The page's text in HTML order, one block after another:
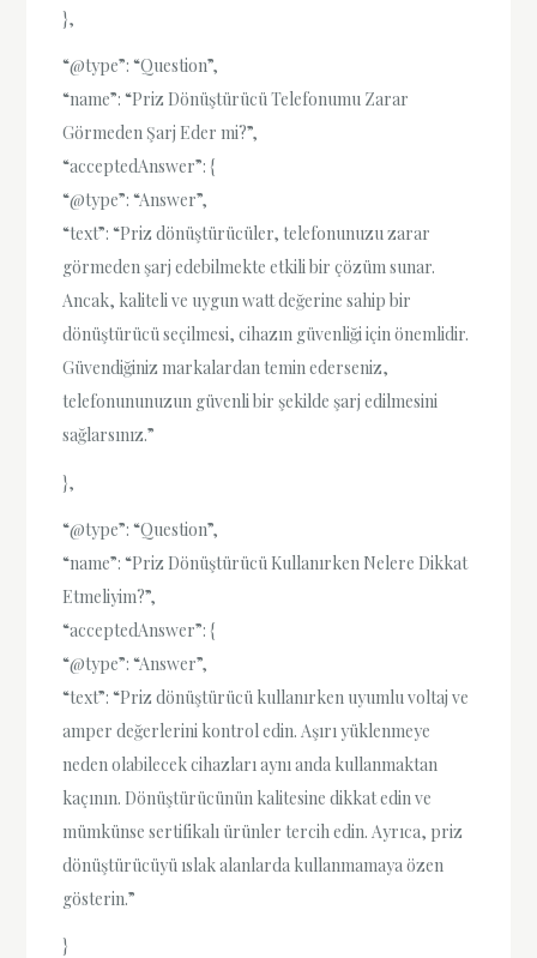
},
“@type”: “Question”,
“name”: “Priz Dönüştürücü Telefonumu Zarar
Görmeden Şarj Eder mi?”,
“acceptedAnswer”: {
“@type”: “Answer”,
“text”: “Priz dönüştürücüler, telefonunuzu zarar
görmeden şarj edebilmekte etkili bir çözüm sunar.
Ancak, kaliteli ve uygun watt değerine sahip bir
dönüştürücü seçilmesi, cihazın güvenliği için önemlidir.
Güvendiğiniz markalardan temin ederseniz,
telefonununuzun güvenli bir şekilde şarj edilmesini
sağlarsınız.”
},
“@type”: “Question”,
“name”: “Priz Dönüştürücü Kullanırken Nelere Dikkat
Etmeliyim?”,
“acceptedAnswer”: {
“@type”: “Answer”,
“text”: “Priz dönüştürücü kullanırken uyumlu voltaj ve
amper değerlerini kontrol edin. Aşırı yüklenmeye
neden olabilecek cihazları aynı anda kullanmaktan
kaçının. Dönüştürücünün kalitesine dikkat edin ve
mümkünse sertifikalı ürünler tercih edin. Ayrıca, priz
dönüştürücüyü ıslak alanlarda kullanmamaya özen
gösterin.”
}